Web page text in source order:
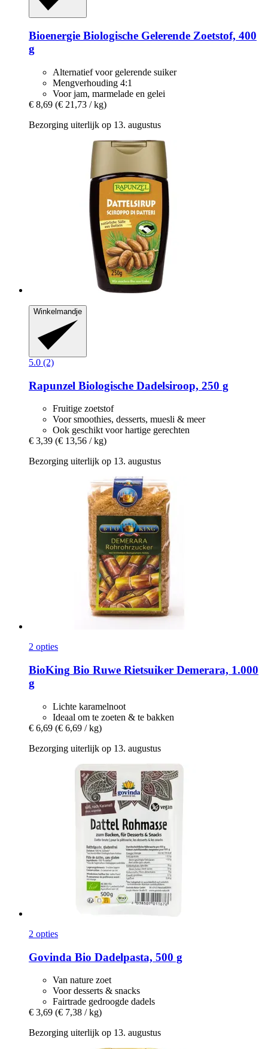
Bioenergie Biologische Gelerende Zoetstof, 400
g
Alternatief voor gelerende suiker
Mengverhouding 4:1
Voor jam, marmelade en gelei
€ 8,69 (€ 21,73 / kg)
Bezorging uiterlijk op 13. augustus
Winkelmandje
5.0 (2)
Rapunzel Biologische Dadelsiroop, 250 g
Fruitige zoetstof
Voor smoothies, desserts, muesli & meer
Ook geschikt voor hartige gerechten
€ 3,39 (€ 13,56 / kg)
Bezorging uiterlijk op 13. augustus
2 opties
BioKing Bio Ruwe Rietsuiker Demerara, 1.000
g
Lichte karamelnoot
Ideaal om te zoeten & te bakken
€ 6,69 (€ 6,69 / kg)
Bezorging uiterlijk op 13. augustus
2 opties
Govinda Bio Dadelpasta, 500 g
Van nature zoet
Voor desserts & snacks
Fairtrade gedroogde dadels
€ 3,69 (€ 7,38 / kg)
Bezorging uiterlijk op 13. augustus